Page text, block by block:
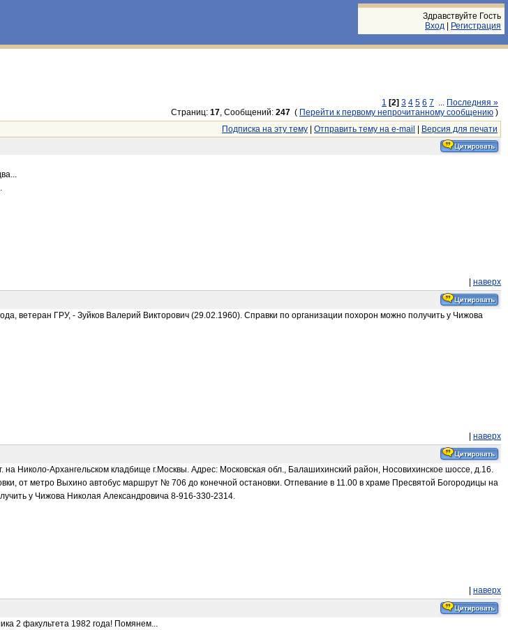
Здравствуйте Гость
Вход
Регистрация
1 [2] 3 4 5 6 7 ... Последняя »
Страниц: 17, Сообщений: 247 ( Перейти к первому непрочитанному сообщению )
Подписка на эту тему Отправить тему на e-mail
Версия для печати
наверх
ветеран ГРУ, - Зуйков Валерий Викторович (29.02.1960). Справки по организации похорон можно получить у Чижова
наверх
на Николо-Архангельском кладбище г.Москвы. Адрес: Московская обл., Балашихинский район, Носовихинское шоссе, д.16.
от метро Выхино автобус маршрут № 706 до конечной остановки. Отпевание в 11.00 в храме Пресвятой Богородицы на
у Чижова Николая Александровича 8-916-330-2314.
наверх
2 факультета 1982 года! Помянем...